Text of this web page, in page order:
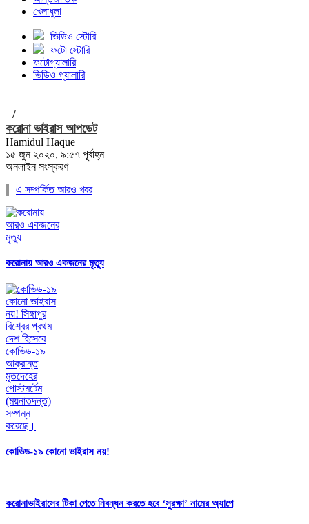
খেলাধুলা
ভিডিও স্টোরি
ফটো স্টোরি
ফটোগ্যালারি
ভিডিও গ্যালারি
/
করোনা ভাইরাস আপডেট
Hamidul Haque
১৫ জুন ২০২০, ৯:৫৭ পূর্বাহ্ন
অনলাইন সংস্করণ
এ সম্পর্কিত আরও খবর
করোনায় আরও একজনের মৃত্যু
কোভিড-১৯ কোনো ভাইরাস নয়!
করোনাভাইরাসের টিকা পেতে নিবন্ধন করতে হবে ‘সুরক্ষা’ নামের অ্যাপে